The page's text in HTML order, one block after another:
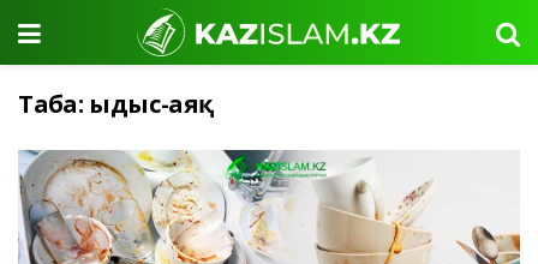
Таңба: ыдыс-аяқ